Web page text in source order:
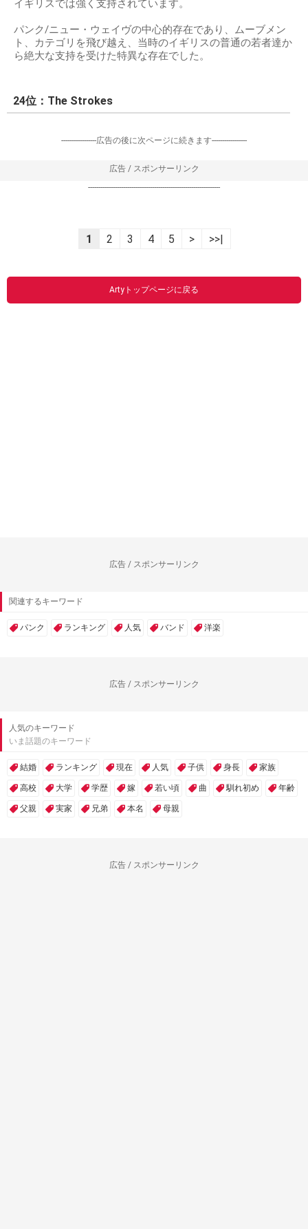
イギリスでは強く支持されています。
パンク/ニュー・ウェイヴの中心的存在であり、ムーブメン
ト、カテゴリを飛び越え、当時のイギリスの普通の若者達か
ら絶大な支持を受けた特異な存在でした。
24位：The Strokes
-----------------広告の後に次ページに続きます-----------------
広告 / スポンサーリンク
----------------------------------------------------------------
1 2 3 4 5 > >>|
Artyトップページに戻る
広告 / スポンサーリンク
関連するキーワード
パンク ランキング 人気 バンド 洋楽
広告 / スポンサーリンク
人気のキーワード
いま話題のキーワード
結婚 ランキング 現在 人気 子供 身長 家族
高校 大学 学歴 嫁 若い頃 曲 馴れ初め 年齢
父親 実家 兄弟 本名 母親
広告 / スポンサーリンク